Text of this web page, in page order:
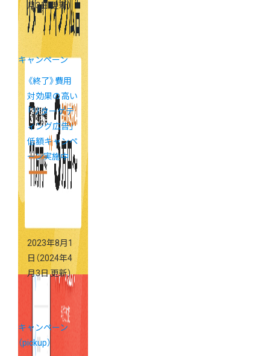
月3日 更新）
キャンペーン
《終了》費用
対効果の高い
「リターゲテ
ィング広告」
低額キャンペ
ーン実施中
2023年8月1
日 （2024年4
月3日 更新）
キャンペーン
（pickup）